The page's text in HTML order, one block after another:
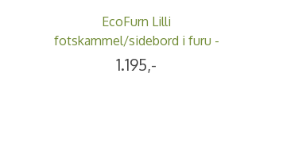
EcoFurn Lilli
fotskammel/sidebord i furu -
brun
1.195,-